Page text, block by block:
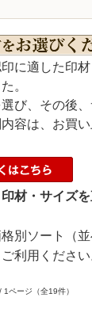
に適した印
。
び、 その後
容は、お買
材・サイズ
別ソート（
利用ください
1ページ （全19件）